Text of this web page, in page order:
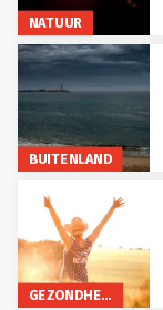
NATUUR
BUITENLAND
GEZONDHEID